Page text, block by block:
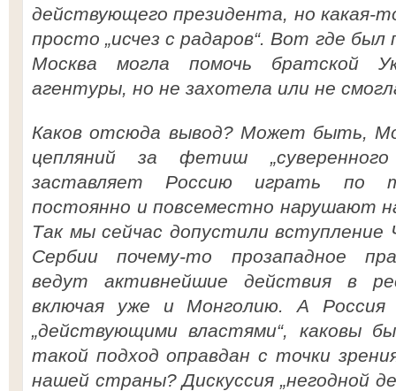
действующего президента, но какая-
просто „исчез с радаров“. Вот где
Москва могла помочь братской
агентуры, но не захотела или не
Каков отсюда вывод? Может быть,
цепляний за фетиш
заставляет Россию играть по
постоянно и повсеместно нарушают
Так мы сейчас допустили
Сербии почему-то прозападное
ведут активнейшие действия в
включая уже и Монголию. А
„действующими властями“, каковы
такой подход оправдан с точки
нашей страны? Дискуссия „негодной